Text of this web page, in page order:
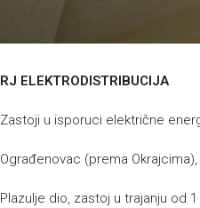
RJ ELEKTRODISTRIBUCIJA
Zastoji u isporuci električne
Ograđenovac (prema
Plazulje dio, zastoj u trajanju od